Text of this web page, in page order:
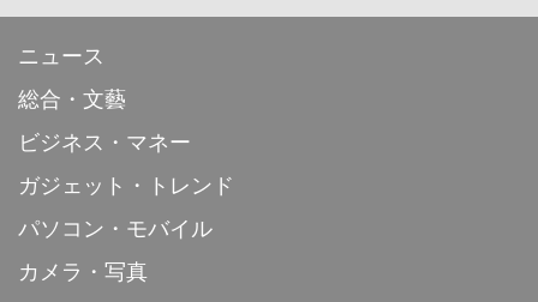
ニュース
総合・文藝
ビジネス・マネー
ガジェット・トレンド
パソコン・モバイル
カメラ・写真